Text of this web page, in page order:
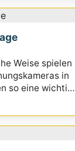
Weise spielen
in
so eine wichtige